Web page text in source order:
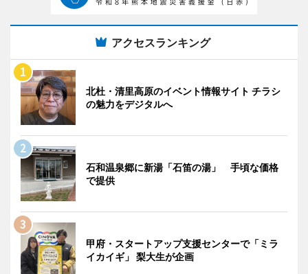
アクセスランキング
北杜・清里高原のイベント情報サイト チラシ
の魅力をデジタルへ
石和温泉郷に新湯「石笛の湯」 手頃な価格
で提供
甲府・スタートアップ支援センターで「ミラ
イカイギ」 梨大生が企画